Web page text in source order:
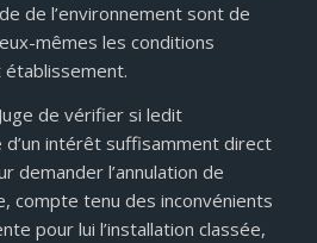
de l’environnement sont de
mêmes les conditions
établissement.
de vérifier si ledit
intérêt suffisamment direct
demander l’annulation de
compte tenu des inconvénients
pour lui l’installation classée,